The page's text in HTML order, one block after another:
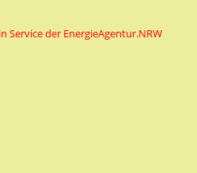
Service der EnergieAgentur.NRW